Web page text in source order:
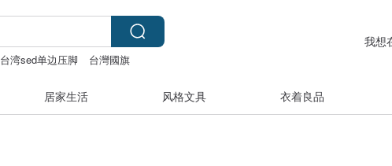
台湾sed单边压脚
台灣國旗
我想
居家生活 风格文具 衣着良品